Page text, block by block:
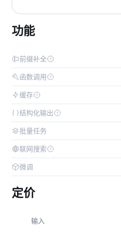
功能
前缀补全
函数调用
缓存
结构化输出
批量任务
联网搜索
微调
定价
输入